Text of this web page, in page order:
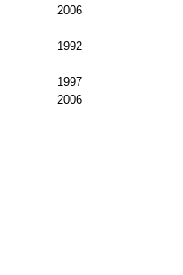
2006
1992
1997
2006